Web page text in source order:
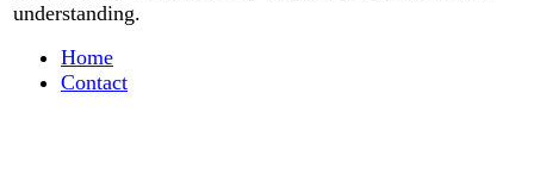
understanding.
Home
Contact